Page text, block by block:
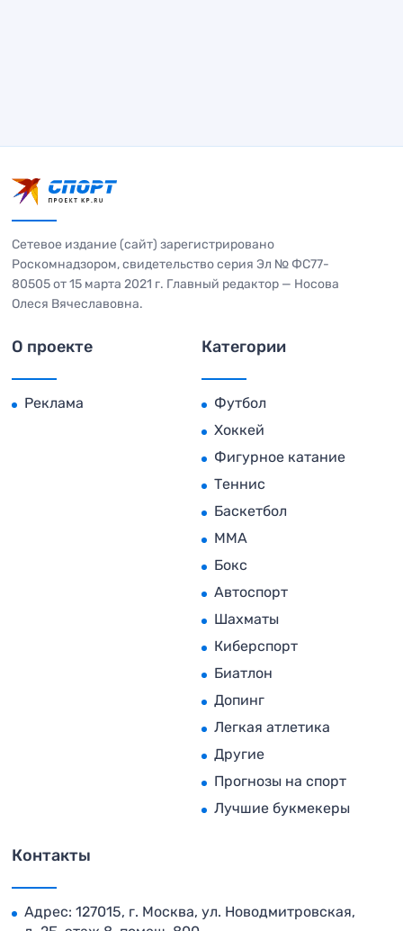
Сетевое издание (сайт) зарегистрировано
Роскомнадзором, свидетельство серия Эл № ФС77-
80505 от 15 марта 2021 г. Главный редактор — Носова
Олеся Вячеславовна.
О проекте
Реклама
Категории
Футбол
Хоккей
Фигурное катание
Теннис
Баскетбол
MMA
Бокс
Автоспорт
Шахматы
Киберспорт
Биатлон
Допинг
Легкая атлетика
Другие
Прогнозы на спорт
Лучшие букмекеры
Контакты
Адрес: 127015, г. Москва, ул. Новодмитровская,